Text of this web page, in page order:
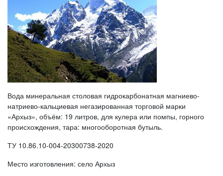
Вода минеральная столовая гидрокарбонатная магниево-
натриево-кальциевая негазированная торговой марки
«Архыз», объём: 19 литров, для кулера или помпы, горного
происхождения, тара: многооборотная бутыль.
ТУ 10.86.10-004-20300738-2020
Место изготовления: село Архыз